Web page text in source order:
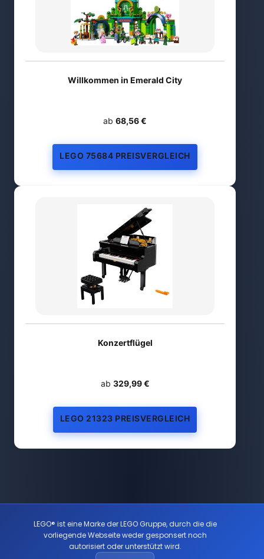
Willkommen in Emerald City
ab 68,56 €
LEGO 75684 PREISVERGLEICH
Konzertflügel
ab 329,99 €
LEGO 21323 PREISVERGLEICH
LEGO® ist eine Marke der LEGO Gruppe, durch die die
vorliegende Webseite weder gesponsert noch
autorisiert oder unterstützt wird.